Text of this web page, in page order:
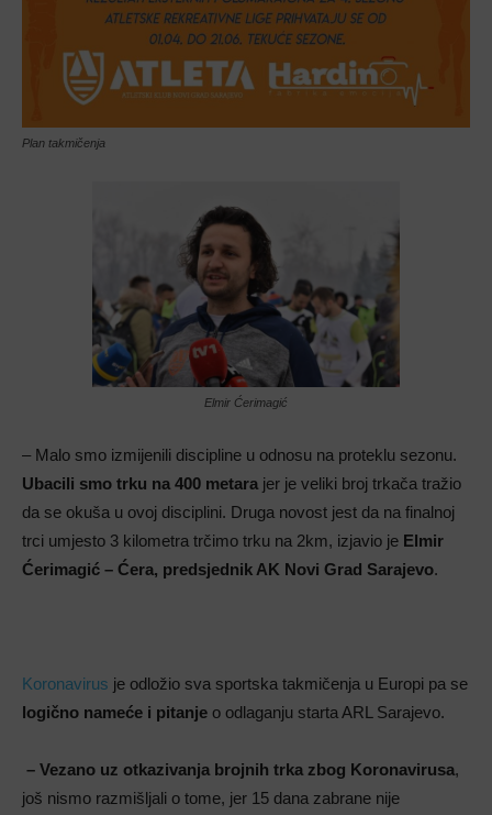
Plan takmičenja
Elmir Ćerimagić
– Malo smo izmijenili discipline u odnosu na proteklu sezonu.
Ubacili smo trku na 400 metara jer je veliki broj trkača tražio
da se okuša u ovoj disciplini. Druga novost jest da na finalnoj
trci umjesto 3 kilometra trčimo trku na 2km, izjavio je Elmir
Ćerimagić – Ćera, predsjednik AK Novi Grad Sarajevo.
Koronavirus je odložio sva sportska takmičenja u Europi pa se
logično nameće i pitanje o odlaganju starta ARL Sarajevo.
– Vezano uz otkazivanja brojnih trka zbog Koronavirusa,
još nismo razmišljali o tome, jer 15 dana zabrane nije